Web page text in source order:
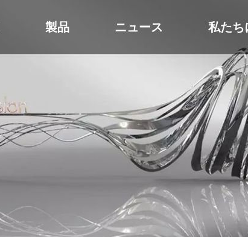
製品 ニュース 私たち